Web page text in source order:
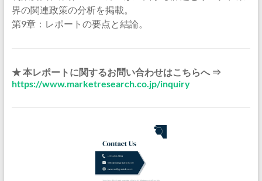
界の関連政策の分析を掲載。
第9章：レポートの要点と結論。
★ 本レポートに関するお問い合わせはこちらへ ⇒
https://www.marketresearch.co.jp/inquiry